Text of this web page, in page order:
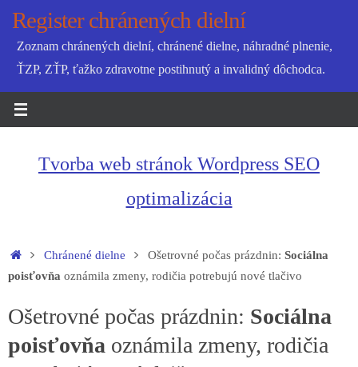
SkipRegister chránených dielní
Zoznam chránených dielní, chránené dielne, náhradné plnenie,
ŤZP, ZŤP, ťažko zdravotne postihnutý a invalidný dôchodca.
Tvorba web stránok Wordpress SEO
optimalizácia
HomeChránené dielne Ošetrovné počas prázdnin:Sociálna
poisťovňa oznámila zmeny, rodičia potrebujú nové tlačivo
Ošetrovné počas prázdnin: Sociálna
poisťovňa oznámila zmeny, rodičia